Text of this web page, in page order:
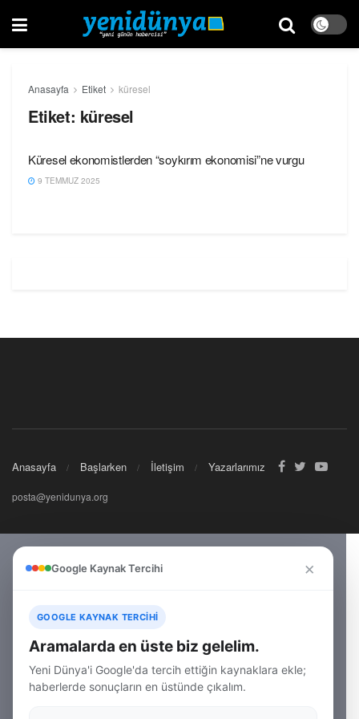
Anasayfa Etiket küresel
Etiket: küresel
Küresel ekonomistlerden “soykırım ekonomisi”ne vurgu
9 TEMMUZ 2025
Anasayfa Başlarken İletişim Yazarlarımız
posta@yenidunya.org
Google Kaynak Tercihi ×
GOOGLE KAYNAK TERCIHI
Aramalarda en üste biz gelelim.
Yeni Dünya'i Google'da tercih ettiğin kaynaklara ekle;
haberlerde sonuçların en üstünde çıkalım.